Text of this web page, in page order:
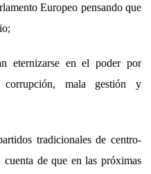
Europeo pensando que
eternizarse en el poder por
mala gestión y
tradicionales de centro-
de que en las próximas